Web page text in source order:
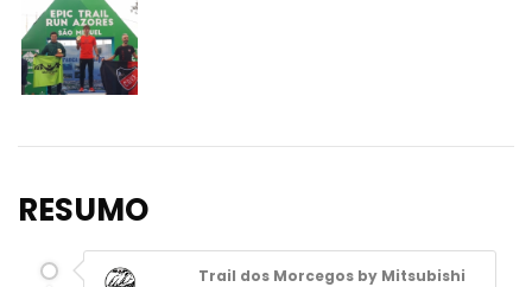
RESUMO
Trail dos Morcegos by Mitsubishi